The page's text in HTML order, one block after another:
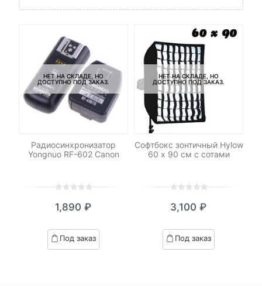
НЕТ НА СКЛАДЕ, НО
ДОСТУПНО ПОД ЗАКАЗ.
Радиосинхронизатор
Yongnuo RF-602 Canon
out
based
on
1,890 ₽
Под заказ
НЕТ НА СКЛАДЕ, НО
ДОСТУПНО ПОД ЗАКАЗ.
Софтбокс зонтичный Hylow
60 х 90 см с сотами
out
based
on
3,100 ₽
Под заказ